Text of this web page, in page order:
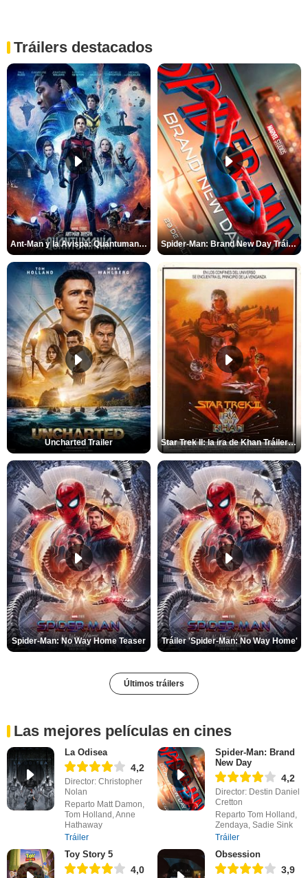
Tráilers destacados
Ant-Man y la Avispa: Quantumanía Tráiler (2) Spider-Man: Brand New Day Tráiler (3)
Uncharted Trailer Star Trek II: la ira de Khan Tráiler VO
Spider-Man: No Way Home Teaser Tráiler 'Spider-Man: No Way Home'
Últimos tráilers
Las mejores películas en cines
La Odisea
4,2
Director: Christopher
Nolan
Reparto Matt Damon,
Tom Holland, Anne
Hathaway
Tráiler
Spider-Man: Brand
New Day
4,2
Director: Destin Daniel
Cretton
Reparto Tom Holland,
Zendaya, Sadie Sink
Tráiler
Toy Story 5
4,0
Obsession
3,9